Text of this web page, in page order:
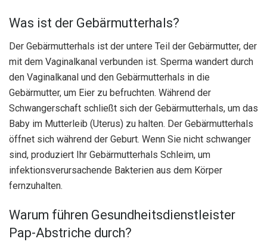
Was ist der Gebärmutterhals?
Der Gebärmutterhals ist der untere Teil der Gebärmutter, der
mit dem Vaginalkanal verbunden ist. Sperma wandert durch
den Vaginalkanal und den Gebärmutterhals in die
Gebärmutter, um Eier zu befruchten. Während der
Schwangerschaft schließt sich der Gebärmutterhals, um das
Baby im Mutterleib (Uterus) zu halten. Der Gebärmutterhals
öffnet sich während der Geburt. Wenn Sie nicht schwanger
sind, produziert Ihr Gebärmutterhals Schleim, um
infektionsverursachende Bakterien aus dem Körper
fernzuhalten.
Warum führen Gesundheitsdienstleister
Pap-Abstriche durch?